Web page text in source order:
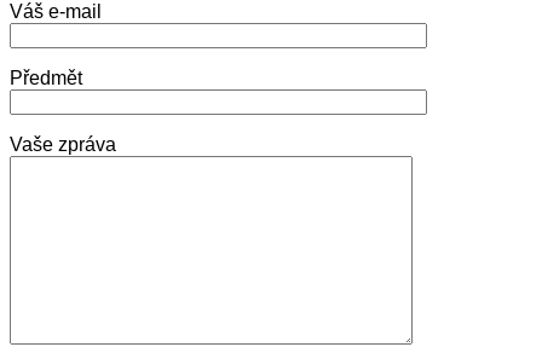
Váš e-mail
Předmět
Vaše zpráva